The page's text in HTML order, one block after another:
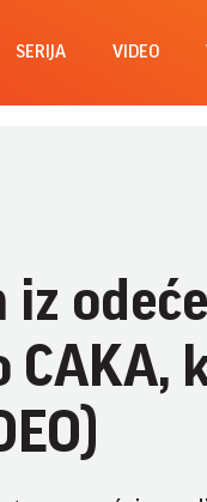
SERIJA VIDEO
iz
CAKA,